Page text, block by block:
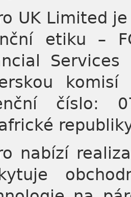
UK Limited
etiku –
číslo:
nabízí